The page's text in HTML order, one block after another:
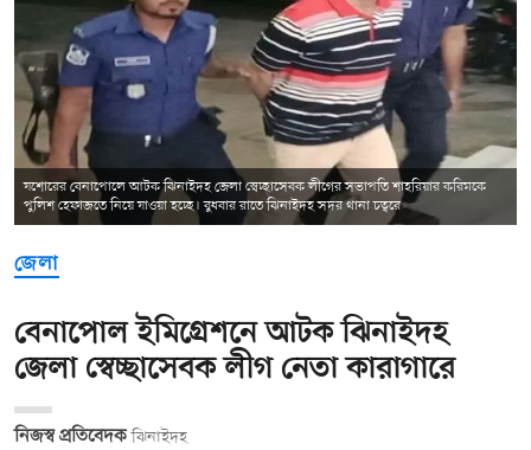
যশোরের বেনাপোলে আটক ঝিনাইদহ জেলা স্বেচ্ছাসেবক লীগের সভাপতি শাহরিয়ার করিমকে
পুলিশ হেফাজতে নিয়ে যাওয়া হচ্ছে। বুধবার রাতে ঝিনাইদহ সদর থানা চত্বরে
জেলা
বেনাপোল ইমিগ্রেশনে আটক ঝিনাইদহ
জেলা স্বেচ্ছাসেবক লীগ নেতা কারাগারে
নিজস্ব প্রতিবেদক ঝিনাইদহ